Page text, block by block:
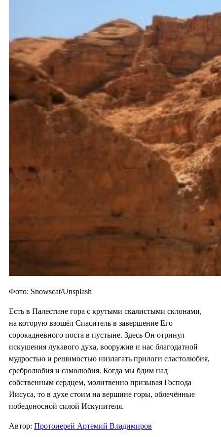
Фото: Snowscat/Unsplash
Есть в Палестине гора с крутыми скалистыми склонами,
на которую взошёл Спаситель в завершение Его
сорокадневного поста в пустыне. Здесь Он отринул
искушения лукавого духа, вооружив и нас благодатной
мудростью и решимостью низлагать прилоги сластолюбия,
сребролюбия и самолюбия. Когда мы бдим над
собственным сердцем, молитвенно призывая Господа
Иисуса, то в духе стоим на вершине горы, облечённые
победоносной силой Искупителя.
Автор: Протоиерей Артемий Владимиров